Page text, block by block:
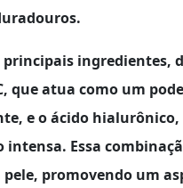
principais ingredientes,
, que atua como um
e oácido hialurônico
intensa. Essa
promovendo um